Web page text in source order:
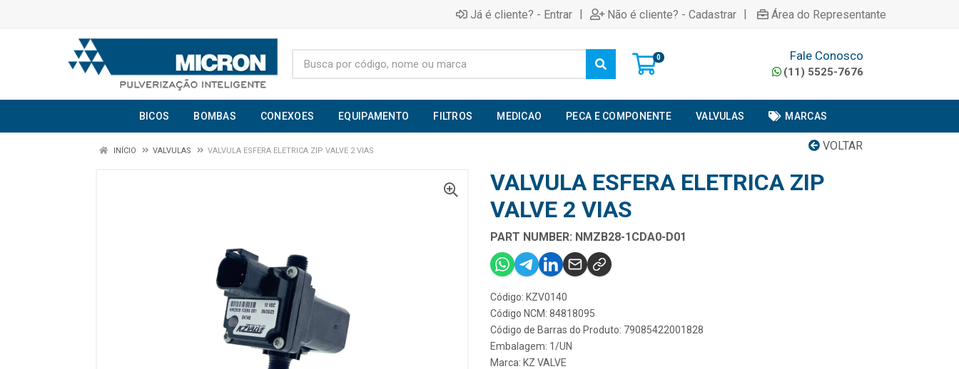
Já é cliente? - Entrar | Não é cliente? - Cadastrar | Área do Representante
0 Fale Conosco
(11) 5525-7676
BICOS BOMBAS CONEXOES EQUIPAMENTO FILTROS MEDICAO PECA E COMPONENTE VALVULAS MARCAS
VOLTAR
INÍCIO VALVULAS VALVULA ESFERA ELETRICA ZIP VALVE 2 VIAS
VALVULA ESFERA ELETRICA ZIP
VALVE 2 VIAS
PART NUMBER: NMZB28-1CDA0-D01
Código: KZV0140
Código NCM: 84818095
Código de Barras do Produto: 79085422001828
Embalagem: 1/UN
Marca: KZ VALVE